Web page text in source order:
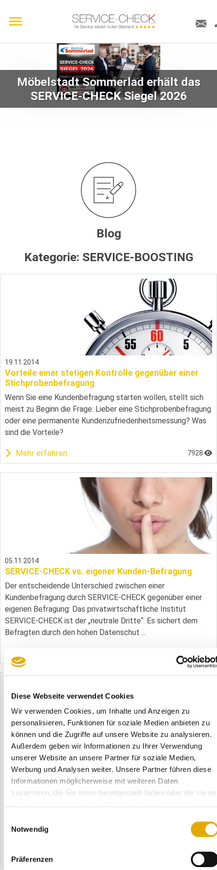
Diese Webseite verwendet Cookies
Wir verwenden Cookies, um Inhalte und Anzeigen zu
personalisieren, Funktionen für soziale Medien anbieten zu
können und die Zugriffe auf unsere Website zu analysieren.
Außerdem geben wir Informationen zu Ihrer Verwendung
unserer Website an unsere Partner für soziale Medien,
Werbung und Analysen weiter. Unsere Partner führen diese
Informationen möglicherweise mit weiteren Daten
zusammen, die Sie ihnen bereitgestellt haben oder die sie im
Notwendig
Präferenzen
Möbelstadt Sommerlad erhält das
SERVICE-CHECK Siegel 2026
Blog
Kategorie: SERVICE-BOOSTING
19.11.2014
Vorteile einer stetigen Kontrolle gegenüber einer
Stichprobenbefragung
Wenn Sie eine Kundenbefragung starten wollen, stellt sich
meist zu Beginn die Frage: Lieber eine Stichprobenbefragung
oder eine permanente Kundenzufriedenheitsmessung? Was
sind die Vorteile?
Mehr erfahren 7928
05.11.2014
SERVICE-CHECK vs. eigener Kunden-Befragung
Der entscheidende Unterschied zwischen einer
Kundenbefragung durch SERVICE-CHECK gegenüber einer
eigenen Befragung: Das privatwirtschaftliche Institut
SERVICE-CHECK ist der „neutrale Dritte“. Es sichert dem
Befragten durch den hohen Datenschut ...
05.11.2014
SERVICE-CHECK vs. eigener Kunden-Befragung
Der entscheidende Unterschied zwischen einer
Kundenbefragung durch SERVICE-CHECK gegenüber einer
SERVICE-CHECK ist der „neutrale Dritte“. Es sichert dem
Befragten durch den hohen Datenschut ...
6386